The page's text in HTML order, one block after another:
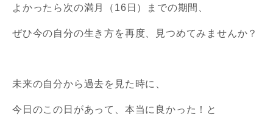
よかったら次の満月（16日）までの期間、
ぜひ今の自分の生き方を再度、見つめてみませんか？
未来の自分から過去を見た時に、
今日のこの日があって、本当に良かった！と